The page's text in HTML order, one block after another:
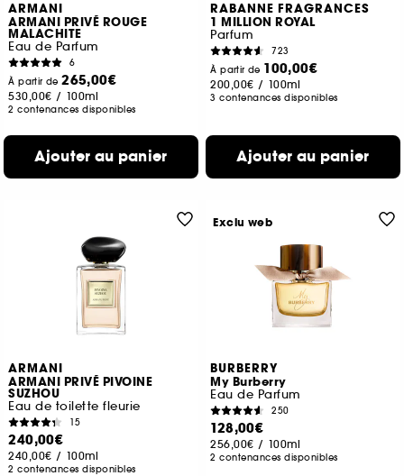
ARMANI
ARMANI PRIVÉ ROUGE
MALACHITE
Eau de Parfum
6
À partir de265,00€
530,00€ / 100ml
2 contenances disponibles
Ajouter au panier
RABANNE FRAGRANCES
1 MILLION ROYAL
Parfum
723
À partir de 100,00€
200,00€ / 100ml
3 contenances disponibles
Ajouter au panier
ARMANI
ARMANI PRIVÉ PIVOINE
SUZHOU
Eau de toilette fleurie
15
240,00€
240,00€ / 100ml
2 contenances disponibles
BURBERRY
My Burberry
Eau de Parfum
250
128,00€
256,00€ / 100ml
2 contenances disponibles
Exclu web